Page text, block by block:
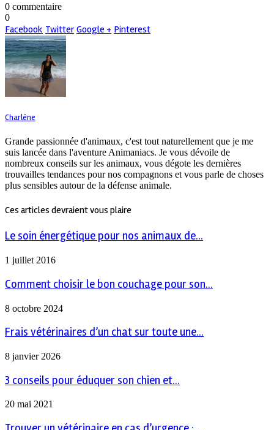
0 commentaire
0
Facebook Twitter Google + Pinterest
Charlène
Grande passionnée d'animaux, c'est tout naturellement que je me
suis lancée dans l'aventure Animaniacs. Je vous dévoile de
nombreux conseils sur les animaux, vous dégote les dernières
trouvailles tendances pour nos compagnons et vous parle de choses
plus sensibles autour de la défense animale.
Ces articles devraient vous plaire
Le soin énergétique pour nos animaux de...
1 juillet 2016
Comment choisir le bon couchage pour son...
8 octobre 2024
Frais vétérinaires d’un chat sur toute une...
8 janvier 2026
3 conseils pour éduquer son chien et...
20 mai 2021